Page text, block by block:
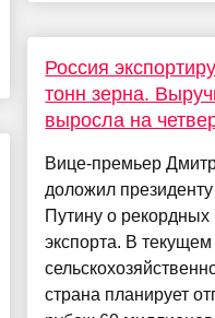
Россия
тонн зерна.
выросла на
Вице-премьер
доложил
Путину о рекордных
экспорта. В текущем
страна планирует